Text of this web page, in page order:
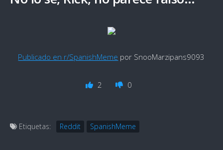
Publicado en r/SpanishMeme por SnooMarzipans9093
2 0
Etiquetas: Reddit SpanishMeme